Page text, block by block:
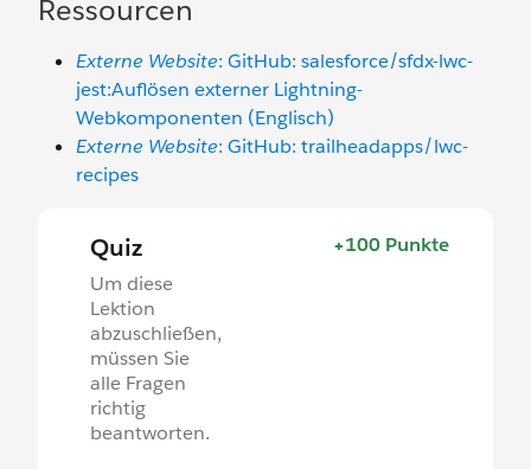
Ressourcen
Externe Website: GitHub: salesforce/sfdx-lwc-
jest:Auflösen externer Lightning-
Webkomponenten (Englisch)
Externe Website: GitHub: trailheadapps/lwc-
recipes